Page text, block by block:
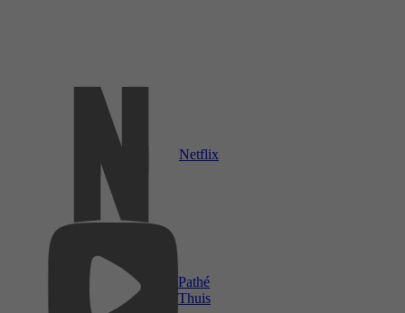
Netflix
Pathé
Thuis